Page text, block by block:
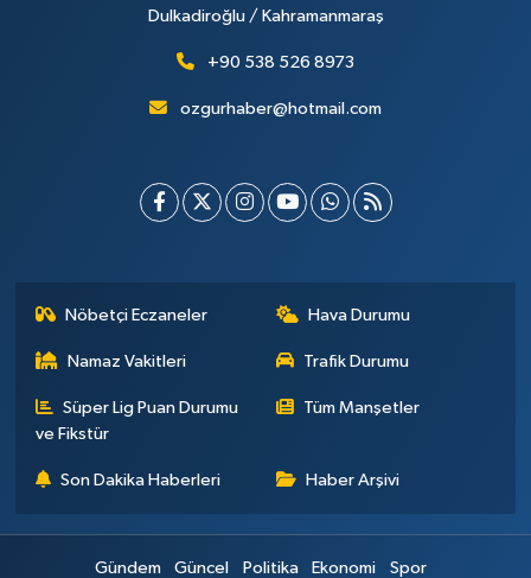
Dulkadiroğlu / Kahramanmaraş
+90 538 526 8973
ozgurhaber@hotmail.com
Nöbetçi Eczaneler Hava Durumu
Namaz Vakitleri Trafik Durumu
Süper Lig Puan Durumu
ve Fikstür
Tüm Manşetler
Son Dakika Haberleri Haber Arşivi
Gündem Güncel Politika Ekonomi Spor